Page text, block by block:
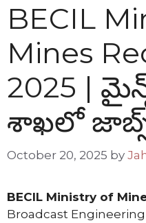
BECIL
Mines
2025 |
శాఖలో
October 20, 2025 by
BECIL Ministry of
Broadcast